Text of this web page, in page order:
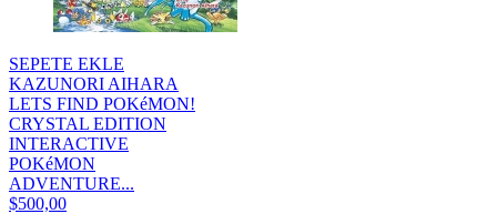
SEPETE EKLE
KAZUNORI AIHARA
LETS FIND POKéMON!
CRYSTAL EDITION
INTERACTIVE
POKéMON
ADVENTURE...
$500,00